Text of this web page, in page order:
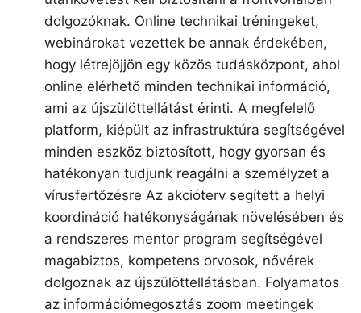
dolgozóknak. Online technikai tréningeket,
webinárokat vezettek be annak érdekében,
hogy létrejöjjön egy közös tudásközpont, ahol
online elérhető minden technikai információ,
ami az újszülöttellátást érinti. A megfelelő
platform, kiépült az infrastruktúra segítségével
minden eszköz biztosított, hogy gyorsan és
hatékonyan tudjunk reagálni a személyzet a
vírusfertőzésre Az akcióterv segített a helyi
koordináció hatékonyságának növelésében és
a rendszeres mentor program segítségével
magabiztos, kompetens orvosok, nővérek
dolgoznak az újszülöttellátásban. Folyamatos
az információmegosztás zoom meetingek